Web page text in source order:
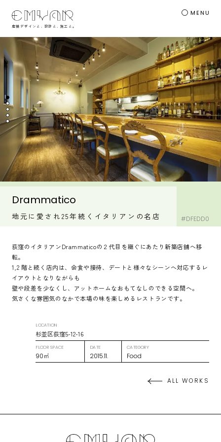
店舗デザインと 、 設計と 、 施工と。
MENU
1枚目の画像へ
2枚目の画像へ
3枚目の画像へ
4枚目の画像へ
5枚目の画像へ
Drammatico
地元に愛され25年続くイタリアンの名店 #DFEDD0
荻窪のイタリアンDrammaticoの２代目を継ぐにあたり新築店舗へ移
転。
1,2 階と続く店内は、会食や接待、デートと様々なシーンへ対応するレ
イアウトとなりながらも
壁や段差を少なくし、アットホームなおもてなしのできる空間へ。
気さくな雰囲気のなかで本場の味を楽しめるレストランです。
LOCATION
杉並区荻窪5-12-16
FLOOR SPACE
90㎡
DATE
2015.11.
CATEGORY
Food
ALL WORKS